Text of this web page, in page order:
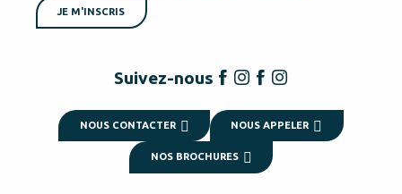
JE M'INSCRIS
Suivez-nous
NOUS CONTACTER NOUS APPELER
NOS BROCHURES